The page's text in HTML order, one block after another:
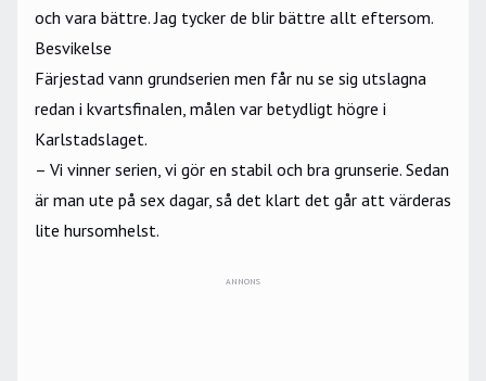
och vara bättre. Jag tycker de blir bättre allt eftersom.
Besvikelse
Färjestad vann grundserien men får nu se sig utslagna
redan i kvartsfinalen, målen var betydligt högre i
Karlstadslaget.
– Vi vinner serien, vi gör en stabil och bra grunserie. Sedan
är man ute på sex dagar, så det klart det går att värderas
lite hursomhelst.